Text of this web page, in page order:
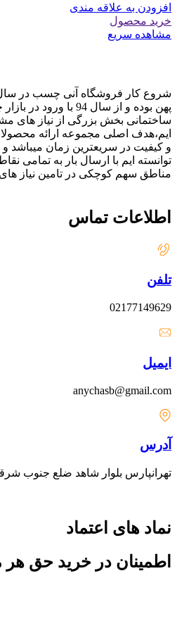
افزودن به علاقه مندی
خرید محصول
مشاهده سریع
پهن بوده و از سال 94
ساختمانی بخش بزرگی از نیاز های
ایم،هدف اصلی مجموعه ارائه
و کیفیت در سریعترین زمان میباشد و
توانسته ایم با ارسال بار به تمامی
مناطق سهم کوچکی در تامین نیاز
اطلاعات تماس
تلفن
02177149629
ایمیل
anychasb@gmail.com
آدرس
تهرانپارس بلوار شاهد ضلع جنوب
نماد های اعتماد
اطمینان در خرید حق